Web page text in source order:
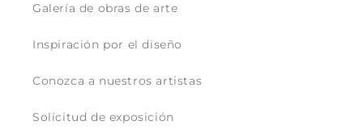
Galería de obras de arte
Inspiración por el diseño
Conozca a nuestros artistas
Solicitud de exposición